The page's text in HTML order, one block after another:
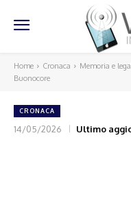
Home Cronaca
Memoria e
Buonocore
CRONACA
14/05/2026 Ultimo